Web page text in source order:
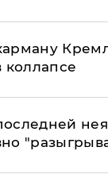
коллапсе